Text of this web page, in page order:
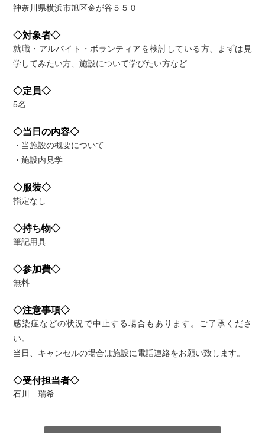
神奈川県横浜市旭区金が谷５５０
◇対象者◇
就職・アルバイト・ボランティアを検討している方、まずは見
学してみたい方、施設について学びたい方など
◇定員◇
5名
◇当日の内容◇
・当施設の概要について
・施設内見学
◇服装◇
指定なし
◇持ち物◇
筆記用具
◇参加費◇
無料
◇注意事項◇
感染症などの状況で中止する場合もあります。ご了承くださ
い。
当日、キャンセルの場合は施設に電話連絡をお願い致します。
◇受付担当者◇
石川 瑞希